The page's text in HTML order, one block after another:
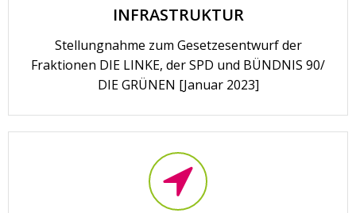
INFRASTRUKTUR
Stellungnahme zum Gesetzesentwurf der
Fraktionen DIE LINKE, der SPD und BÜNDNIS 90/
DIE GRÜNEN [Januar 2023]